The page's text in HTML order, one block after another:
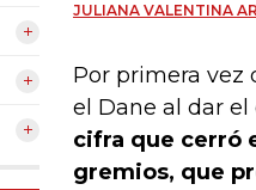
JULIANA VALENTINA
Por primera vez
el Dane al dar el
cifra que cerró
gremios, que